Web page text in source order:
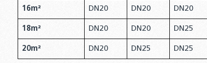
16m² DN20 DN20 DN20
18m² DN20 DN20 DN25
20m² DN20 DN25 DN25